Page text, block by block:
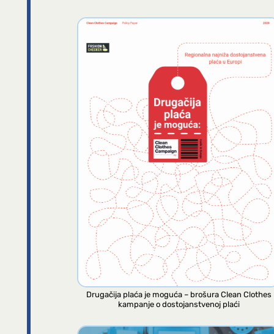
Drugačija plaća je moguća – brošura Clean Clothes
kampanje o dostojanstvenoj plaći